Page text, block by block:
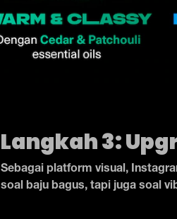
Langkah 3:
Sebagai platform visual,
soal baju bagus, tapi juga soal